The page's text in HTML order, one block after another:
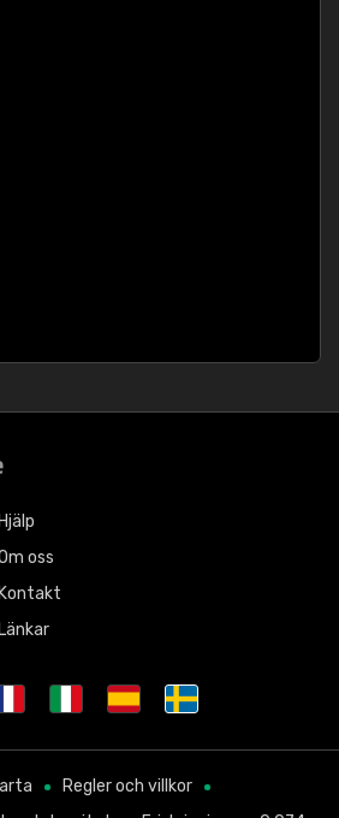
Hjälp
oss
Kontakt
Länkar
Regler och villkor